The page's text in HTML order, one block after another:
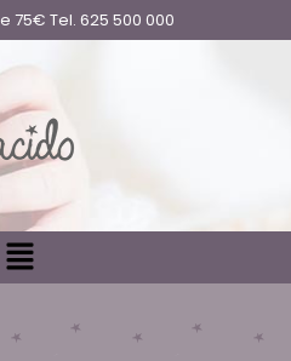
75€ Tel. 625 500 000